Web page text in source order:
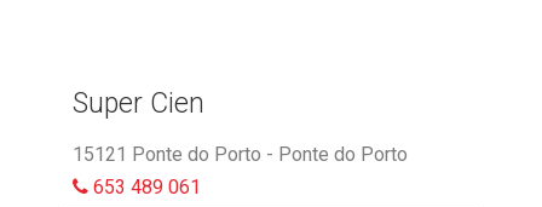
Super Cien
15121 Ponte do Porto - Ponte do Porto
653 489 061